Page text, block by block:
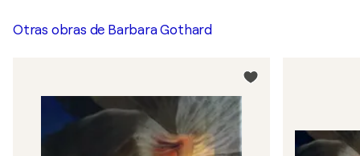
Otras obras de Barbara Gothard